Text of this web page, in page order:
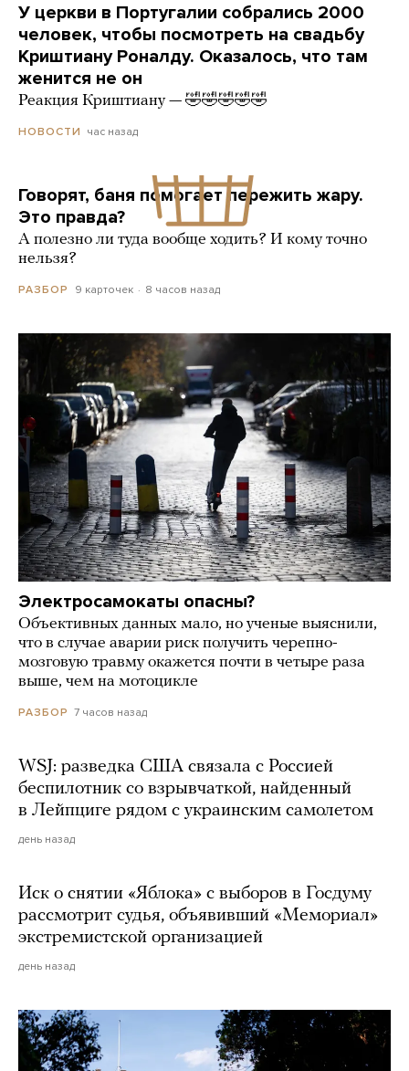
У церкви в Португалии собрались 2000
человек, чтобы посмотреть на свадьбу
Криштиану Роналду. Оказалось, что там
женится не он
Реакция Криштиану — 🤣🤣🤣🤣🤣
НОВОСТИ час назад
Говорят, баня помогает пережить жару.
Это правда?
А полезно ли туда вообще ходить? И кому точно
нельзя?
РАЗБОР 9 карточек 8 часов назад
Электросамокаты опасны?
Объективных данных мало, но ученые выяснили,
что в случае аварии риск получить черепно-
мозговую травму окажется почти в четыре раза
выше, чем на мотоцикле
РАЗБОР 7 часов назад
WSJ: разведка США связала с Россией
беспилотник со взрывчаткой, найденный
в Лейпциге рядом с украинским самолетом
день назад
Иск о снятии «Яблока» с выборов в Госдуму
рассмотрит судья, объявивший «Мемориал»
экстремистской организацией
день назад